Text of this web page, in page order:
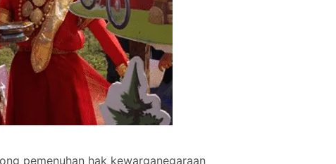
pemenuhan hak kewarganegaraan